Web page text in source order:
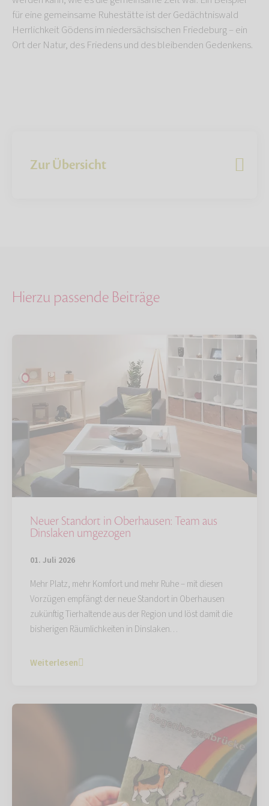
für eine gemeinsame Ruhestätte ist der Gedächtniswald
Herrlichkeit Gödens im niedersächsischen Friedeburg – ein
Ort der Natur, des Friedens und des bleibenden Gedenkens.
Zur Übersicht
Hierzu passende Beiträge
Neuer Standort in Oberhausen: Team aus
Dinslaken umgezogen
01. Juli 2026
Mehr Platz, mehr Komfort und mehr Ruhe – mit diesen
Vorzügen empfängt der neue Standort in Oberhausen
zukünftig Tierhaltende aus der Region und löst damit die
bisherigen Räumlichkeiten in Dinslaken…
Weiterlesen